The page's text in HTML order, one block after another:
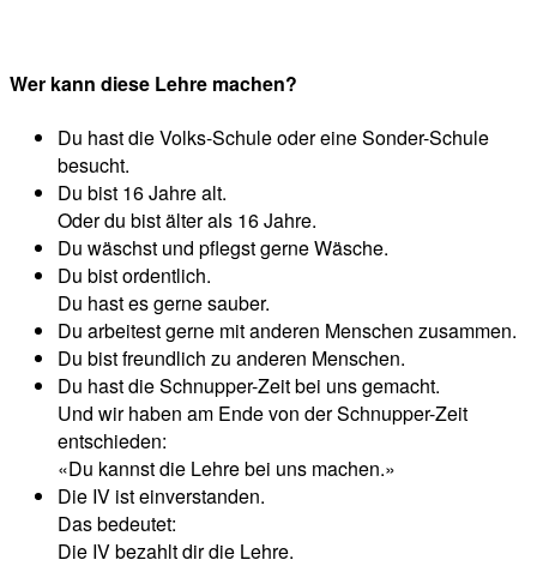
Wer kann diese Lehre machen?
Du hast die Volks-Schule oder eine Sonder-Schule
besucht.
Du bist 16 Jahre alt.
Oder du bist älter als 16 Jahre.
Du wäschst und pflegst gerne Wäsche.
Du bist ordentlich.
Du hast es gerne sauber.
Du arbeitest gerne mit anderen Menschen zusammen.
Du bist freundlich zu anderen Menschen.
Du hast die Schnupper-Zeit bei uns gemacht.
Und wir haben am Ende von der Schnupper-Zeit
entschieden:
«Du kannst die Lehre bei uns machen.»
Die IV ist einverstanden.
Das bedeutet:
Die IV bezahlt dir die Lehre.